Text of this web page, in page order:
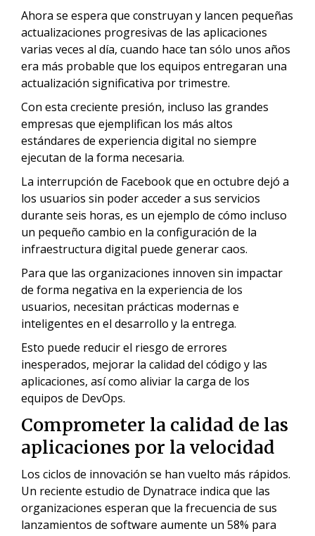
Ahora se espera que construyan y lancen pequeñas
actualizaciones progresivas de las aplicaciones
varias veces al día, cuando hace tan sólo unos años
era más probable que los equipos entregaran una
actualización significativa por trimestre.
Con esta creciente presión, incluso las grandes
empresas que ejemplifican los más altos
estándares de experiencia digital no siempre
ejecutan de la forma necesaria.
La interrupción de Facebook que en octubre dejó a
los usuarios sin poder acceder a sus servicios
durante seis horas, es un ejemplo de cómo incluso
un pequeño cambio en la configuración de la
infraestructura digital puede generar caos.
Para que las organizaciones innoven sin impactar
de forma negativa en la experiencia de los
usuarios, necesitan prácticas modernas e
inteligentes en el desarrollo y la entrega.
Esto puede reducir el riesgo de errores
inesperados, mejorar la calidad del código y las
aplicaciones, así como aliviar la carga de los
equipos de DevOps.
Comprometer la calidad de las
aplicaciones por la velocidad
Los ciclos de innovación se han vuelto más rápidos.
Un reciente estudio de Dynatrace indica que las
organizaciones esperan que la frecuencia de sus
lanzamientos de software aumente un 58% para